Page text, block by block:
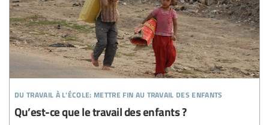
du travail à l'école: mettre fin au travail des enfants
Qu’est-ce que le travail des enfants ?